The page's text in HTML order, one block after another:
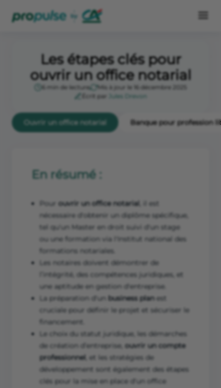
Les étapes clés pour
ouvrir un office notarial
6 min de lecture
Mis à jour le 16 décembre 2025
Écrit par
Jules Drevon
Ouvrir un office notarial Banque pour profession
En résumé :
Pour ouvrir un office notarial , il est
nécessaire d'obtenir un diplôme spécifique,
tel qu'un Master en droit suivi d'un stage
ou une formation via l'Institut national des
formations notariales.
Les notaires doivent démontrer de
l’intégrité, des compétences juridiques, et
une aptitude en gestion d'entreprise.
La préparation d'un business planest
cruciale pour définir le projet et sécuriser le
financement.
Le choix du statut juridique, les démarches
de création d’entreprise, ouvrir un compte
professionnel , et les stratégies de
développement sont également des étapes
clés pour la mise en place d'un office